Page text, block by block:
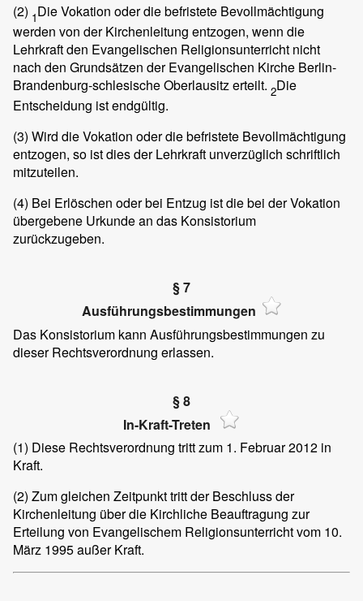
(2) 1Die Vokation oder die befristete Bevollmächtigung
werden von der Kirchenleitung entzogen, wenn die
Lehrkraft den Evangelischen Religionsunterricht nicht
nach den Grundsätzen der Evangelischen Kirche Berlin-
Brandenburg-schlesische Oberlausitz erteilt. 2Die
Entscheidung ist endgültig.
(3) Wird die Vokation oder die befristete Bevollmächtigung
entzogen, so ist dies der Lehrkraft unverzüglich schriftlich
mitzuteilen.
(4) Bei Erlöschen oder bei Entzug ist die bei der Vokation
übergebene Urkunde an das Konsistorium
zurückzugeben.
§ 7
Ausführungsbestimmungen
Das Konsistorium kann Ausführungsbestimmungen zu
dieser Rechtsverordnung erlassen.
§ 8
In-Kraft-Treten
(1) Diese Rechtsverordnung tritt zum 1. Februar 2012 in
Kraft.
(2) Zum gleichen Zeitpunkt tritt der Beschluss der
Kirchenleitung über die Kirchliche Beauftragung zur
Erteilung von Evangelischem Religionsunterricht vom 10.
März 1995 außer Kraft.